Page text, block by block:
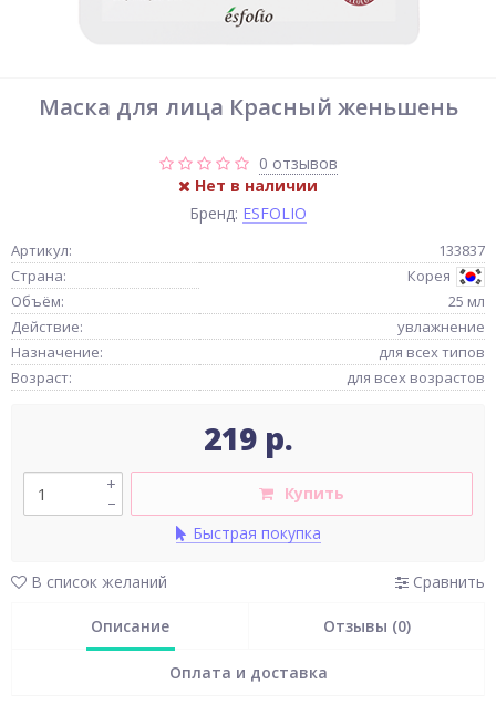
Маска для лица Красный женьшень
0 отзывов
Нет в наличии
Бренд: ESFOLIO
Артикул:
133837
Страна:
Корея
Объём:
25 мл
Действие:
увлажнение
Назначение:
для всех типов
Возраст:
для всех возрастов
219 р.
–
+
Купить
Быстрая покупка
В список желаний Сравнить
Описание Отзывы (0)
Оплата и доставка